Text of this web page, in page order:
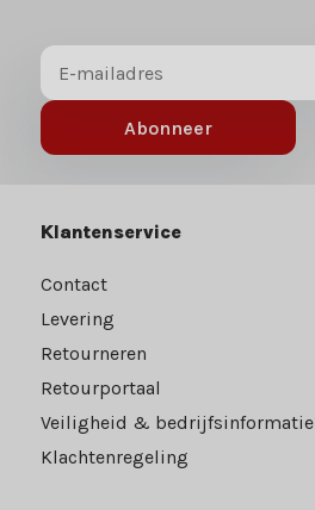
Abonneer
Klantenservice
Contact
Levering
Retourneren
Retourportaal
Veiligheid & bedrijfsinformatie
Klachtenregeling